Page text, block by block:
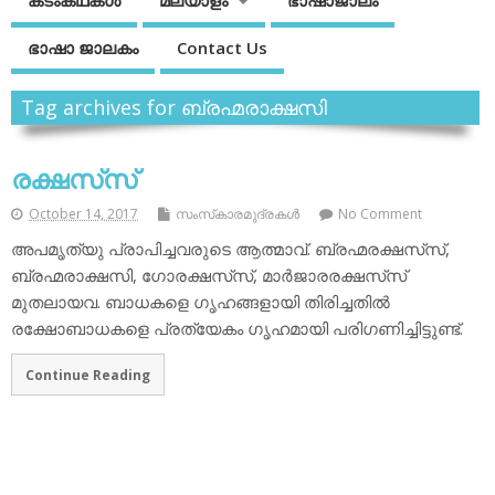
ഭാഷാ ജാലകം Contact Us
Tag archives for ബ്രഹ്മരാക്ഷസി
രക്ഷസ്‌സ്
October 14, 2017 സംസ്‌കാരമുദ്രകള്‍ No Comment
അപമൃത്യു പ്രാപിച്ചവരുടെ ആത്മാവ്. ബ്രഹ്മരക്ഷസ്‌സ്,
ബ്രഹ്മരാക്ഷസി, ഗോരക്ഷസ്‌സ്, മാര്‍ജാരരക്ഷസ്‌സ്
മുതലായവ. ബാധകളെ ഗൃഹങ്ങളായി തിരിച്ചതില്‍
രക്ഷോബാധകളെ പ്രത്യേകം ഗൃഹമായി പരിഗണിച്ചിട്ടുണ്ട്.
Continue Reading